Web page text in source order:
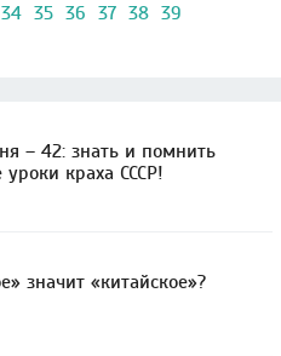
34 35 36 37 38 39
– 42: знать и помнить
уроки краха СССР!
значит «китайское»?